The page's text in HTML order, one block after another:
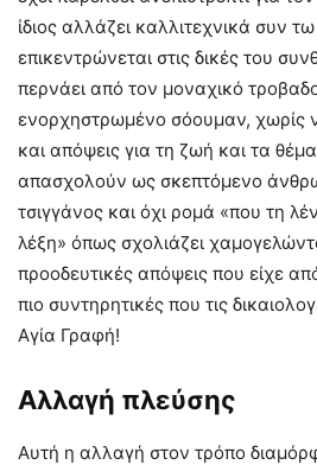
ίδιος αλλάζει καλλιτεχνικά συν
επικεντρώνεται στις δικές του
περνάει από τον μοναχικό
ενορχηστρωμένο σόουμαν, χωρίς
και απόψεις για τη ζωή και τα
απασχολούν ως σκεπτόμενο
τσιγγάνος και όχι ρομά «που τη
λέξη» όπως σχολιάζει
προοδευτικές απόψεις που είχε
πιο συντηρητικές που τις
Αγία Γραφή!
Αλλαγή πλεύσης
Αυτή η αλλαγή στον τρόπο